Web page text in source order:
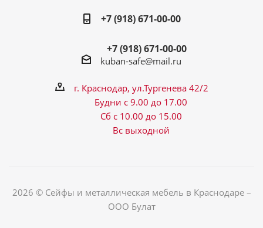
+7 (918) 671-00-00
+7 (918) 671-00-00
kuban-safe@mail.ru
г. Краснодар, ул.Тургенева 42/2
Будни с 9.00 до 17.00
Сб с 10.00 до 15.00
Вс выходной
2026 © Сейфы и металлическая мебель в Краснодаре –
ООО Булат